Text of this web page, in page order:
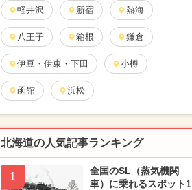
軽井沢 新宿 熱海
八王子 箱根 鎌倉
伊豆・伊東・下田 小樽
函館 浜松
北海道の人気記事ランキング
1
全国のSL（蒸気機関
車）に乗れるスポット1